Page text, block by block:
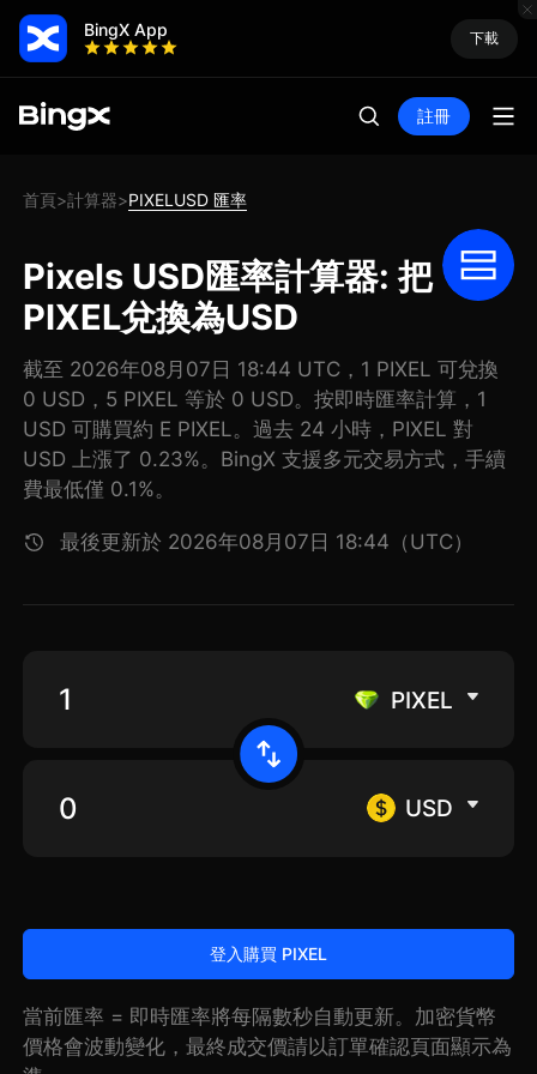
BingX App 下載
註冊
首頁>計算器>PIXELUSD 匯率
Pixels USD匯率計算器: 把
PIXEL兌換為USD
截至 2026年08月07日 18:44 UTC，1 PIXEL 可兌換
0 USD，5 PIXEL 等於 0 USD。按即時匯率計算，1
USD 可購買約 E PIXEL。過去 24 小時，PIXEL 對
USD 上漲了 0.23%。BingX 支援多元交易方式，手續
費最低僅 0.1%。
最後更新於 2026年08月07日 18:44（UTC）
PIXEL
USD
登入購買 PIXEL
當前匯率 = 即時匯率將每隔數秒自動更新。加密貨幣
價格會波動變化，最終成交價請以訂單確認頁面顯示為